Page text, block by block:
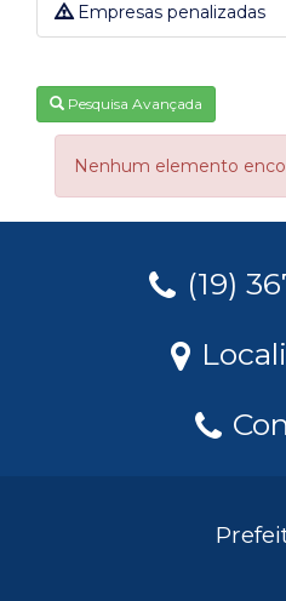
Empresas penalizadas
Pesquisa Avançada
Nenhum elemento
(19)